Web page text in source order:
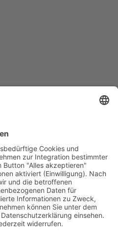
Twitter
WhatsApp Telegram
Email